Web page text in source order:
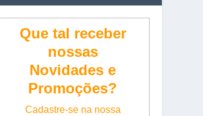
Que tal receber
nossas
Novidades e
Promoções?
Cadastre-se na nossa